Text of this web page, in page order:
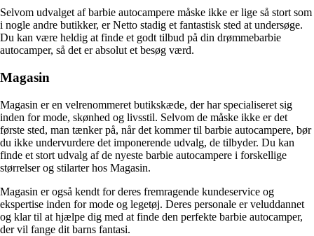
Selvom udvalget af barbie autocampere måske ikke er lige så stort som
i nogle andre butikker, er Netto stadig et fantastisk sted at undersøge.
Du kan være heldig at finde et godt tilbud på din drømmebarbie
autocamper, så det er absolut et besøg værd.
Magasin
Magasin er en velrenommeret butikskæde, der har specialiseret sig
inden for mode, skønhed og livsstil. Selvom de måske ikke er det
første sted, man tænker på, når det kommer til barbie autocampere, bør
du ikke undervurdere det imponerende udvalg, de tilbyder. Du kan
finde et stort udvalg af de nyeste barbie autocampere i forskellige
størrelser og stilarter hos Magasin.
Magasin er også kendt for deres fremragende kundeservice og
ekspertise inden for mode og legetøj. Deres personale er veluddannet
og klar til at hjælpe dig med at finde den perfekte barbie autocamper,
der vil fange dit barns fantasi.